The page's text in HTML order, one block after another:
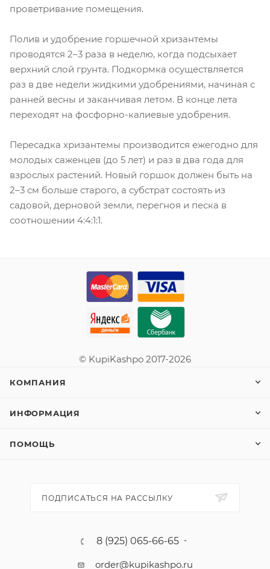
проветривание помещения.
Полив и удобрение горшечной хризантемы
проводятся 2–3 раза в неделю, когда подсыхает
верхний слой грунта. Подкормка осуществляется
раз в две недели жидкими удобрениями, начиная с
ранней весны и заканчивая летом. В конце лета
переходят на фосфорно-калиевые удобрения.
Пересадка хризантемы производится ежегодно для
молодых саженцев (до 5 лет) и раз в два года для
взрослых растений. Новый горшок должен быть на
2–3 см больше старого, а субстрат состоять из
садовой, дерновой земли, перегноя и песка в
соотношении 4:4:1:1.
© KupiKashpo 2017-2026
КОМПАНИЯ
ИНФОРМАЦИЯ
ПОМОЩЬ
ПОДПИСАТЬСЯ НА РАССЫЛКУ
8 (925) 065-66-65
order@kupikashpo.ru